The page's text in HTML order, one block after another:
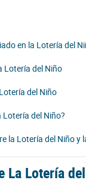
en la Lotería del
Lotería del Niño
del Niño
Lotería del Niño?
la Lotería del Niño y
La Lotería